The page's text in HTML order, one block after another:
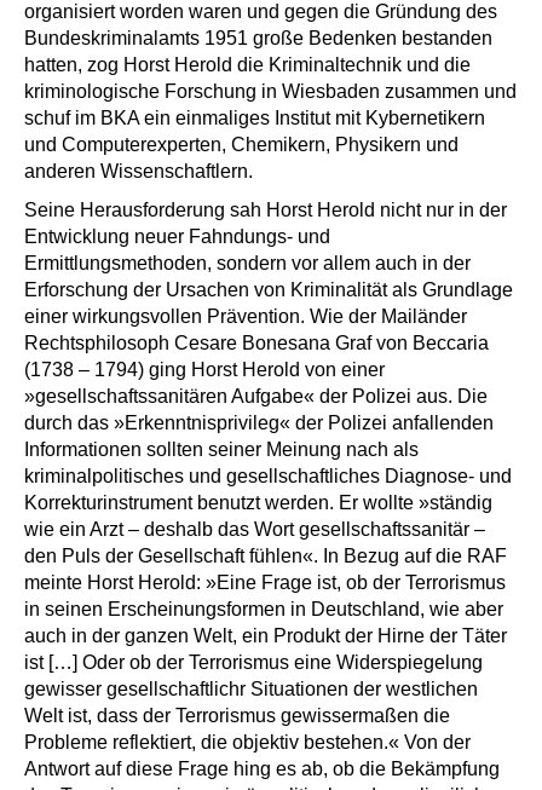
organisiert worden waren und gegen die Gründung des
Bundeskriminalamts 1951 große Bedenken bestanden
hatten, zog Horst Herold die Kriminaltechnik und die
kriminologische Forschung in Wiesbaden zusammen und
schuf im BKA ein einmaliges Institut mit Kybernetikern
und Computerexperten, Chemikern, Physikern und
anderen Wissenschaftlern.
Seine Herausforderung sah Horst Herold nicht nur in der
Entwicklung neuer Fahndungs- und
Ermittlungsmethoden, sondern vor allem auch in der
Erforschung der Ursachen von Kriminalität als Grundlage
einer wirkungsvollen Prävention. Wie der Mailänder
Rechtsphilosoph Cesare Bonesana Graf von Beccaria
(1738 – 1794) ging Horst Herold von einer
»gesellschaftssanitären Aufgabe« der Polizei aus. Die
durch das »Erkenntnisprivileg« der Polizei anfallenden
Informationen sollten seiner Meinung nach als
kriminalpolitisches und gesellschaftliches Diagnose- und
Korrekturinstrument benutzt werden. Er wollte »ständig
wie ein Arzt – deshalb das Wort gesellschaftssanitär –
den Puls der Gesellschaft fühlen«. In Bezug auf die RAF
meinte Horst Herold: »Eine Frage ist, ob der Terrorismus
in seinen Erscheinungsformen in Deutschland, wie aber
auch in der ganzen Welt, ein Produkt der Hirne der Täter
ist […] Oder ob der Terrorismus eine Widerspiegelung
gewisser gesellschaftlichr Situationen der westlichen
Welt ist, dass der Terrorismus gewissermaßen die
Probleme reflektiert, die objektiv bestehen.« Von der
Antwort auf diese Frage hing es ab, ob die Bekämpfung